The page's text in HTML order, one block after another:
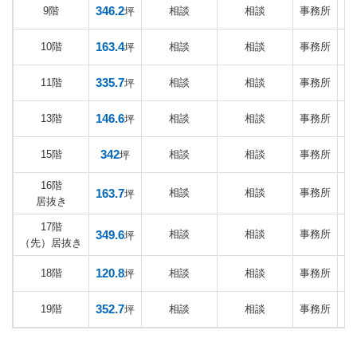
9階 346.2坪 相談 相談 事務所
10階 163.4坪 相談 相談 事務所
11階 335.7坪 相談 相談 事務所
13階 146.6坪 相談 相談 事務所
15階 342坪 相談 相談 事務所
16階
居抜き
163.7坪 相談 相談 事務所
17階
（先）居抜き
349.6坪 相談 相談 事務所
18階 120.8坪 相談 相談 事務所
19階 352.7坪 相談 相談 事務所